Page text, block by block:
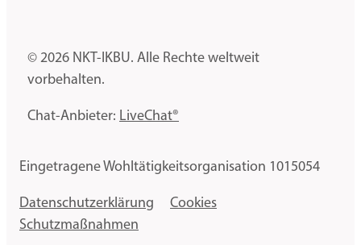
© 2026 NKT-IKBU. Alle Rechte weltweit
vorbehalten.
Chat-Anbieter: LiveChat®
Eingetragene Wohltätigkeitsorganisation 1015054
Datenschutzerklärung
Cookies
Schutzmaßnahmen